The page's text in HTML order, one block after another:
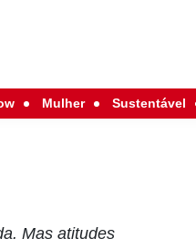
Mulher Sustentável
Mas atitudes